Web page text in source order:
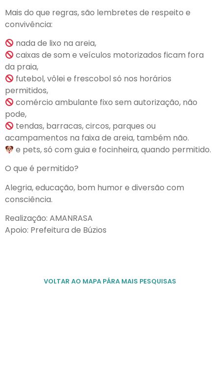
Mais do que regras, são lembretes de respeito e
convivência:
nada de lixo na areia,
caixas de som e veículos motorizados ficam fora
da praia,
futebol, vôlei e frescobol só nos horários
permitidos,
comércio ambulante fixo sem autorização, não
pode,
tendas, barracas, circos, parques ou
acampamentos na faixa de areia, também não.
e pets, só com guia e focinheira, quando permitido.
O que é permitido?
Alegria, educação, bom humor e diversão com
consciência.
Realização: AMANRASA
Apoio: Prefeitura de Búzios
VOLTAR AO MAPA PÁRA MAIS PESQUISAS